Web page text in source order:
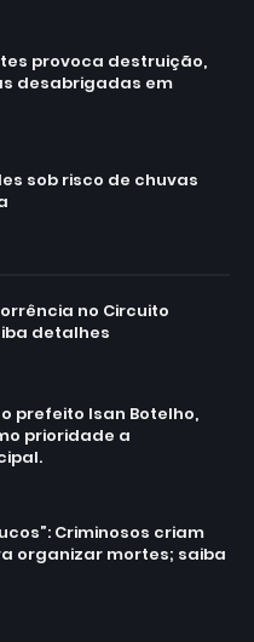
provoca destruição,
desabrigadas em
sob risco de chuvas
no Circuito
detalhes
prefeito Isan Botelho,
prioridade a
Criminosos criam
organizar mortes; saiba